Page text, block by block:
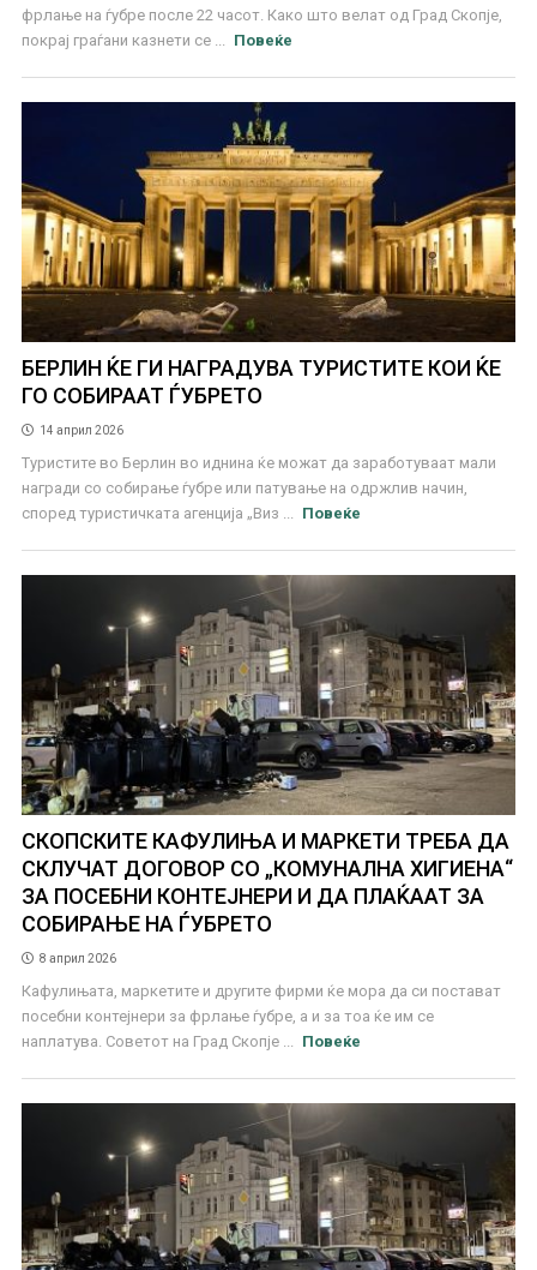
фрлање на ѓубре после 22 часот. Како што велат од Град Скопје,
покрај граѓани казнети се ...
Повеќе
БЕРЛИН ЌЕ ГИ НАГРАДУВА ТУРИСТИТЕ КОИ ЌЕ
ГО СОБИРААТ ЃУБРЕТО
14 април 2026
Туристите во Берлин во иднина ќе можат да заработуваат мали
награди со собирање ѓубре или патување на одржлив начин,
според туристичката агенција „Виз ...
Повеќе
СКОПСКИТЕ КАФУЛИЊА И МАРКЕТИ ТРЕБА ДА
СКЛУЧАТ ДОГОВОР СО „КОМУНАЛНА ХИГИЕНА“
ЗА ПОСЕБНИ КОНТЕЈНЕРИ И ДА ПЛАЌААТ ЗА
СОБИРАЊЕ НА ЃУБРЕТО
8 април 2026
Кафулињата, маркетите и другите фирми ќе мора да си постават
посебни контејнери за фрлање ѓубре, а и за тоа ќе им се
наплатува. Советот на Град Скопје ...
Повеќе